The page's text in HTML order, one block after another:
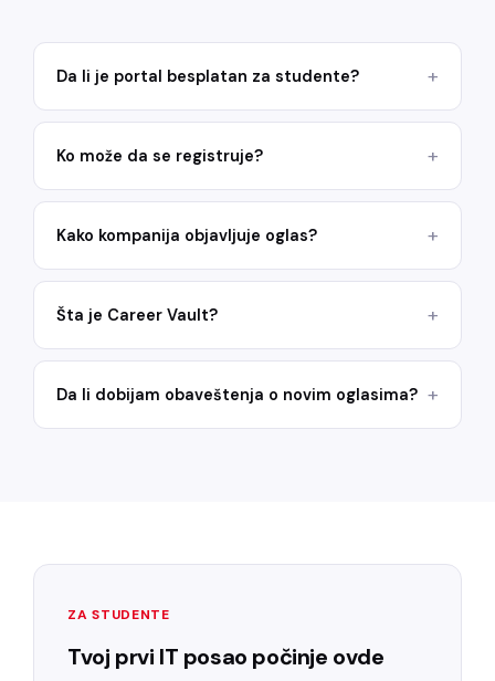
Da li je portal besplatan za studente?
Ko može da se registruje?
Kako kompanija objavljuje oglas?
Šta je Career Vault?
Da li dobijam obaveštenja o novim oglasima?
ZA STUDENTE
Tvoj prvi IT posao počinje ovde